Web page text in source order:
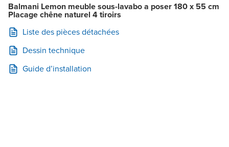
Balmani Lemon meuble sous-lavabo a poser 180 x 55 cm
Placage chêne naturel 4 tiroirs
Liste des pièces détachées
Dessin technique
Guide d’installation